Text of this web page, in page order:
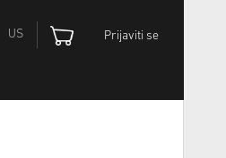
US Prijaviti se